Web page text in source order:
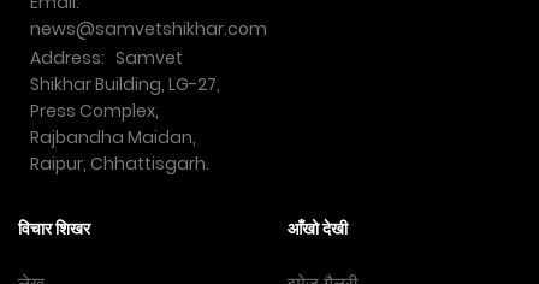
news@samvetshikhar.com
Address: Samvet
Shikhar Building, LG-27,
Press Complex,
Rajbandha Maidan,
Raipur, Chhattisgarh.
विचार शिखर आँखो देखी